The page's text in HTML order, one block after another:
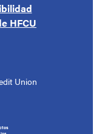
HFCU
Union